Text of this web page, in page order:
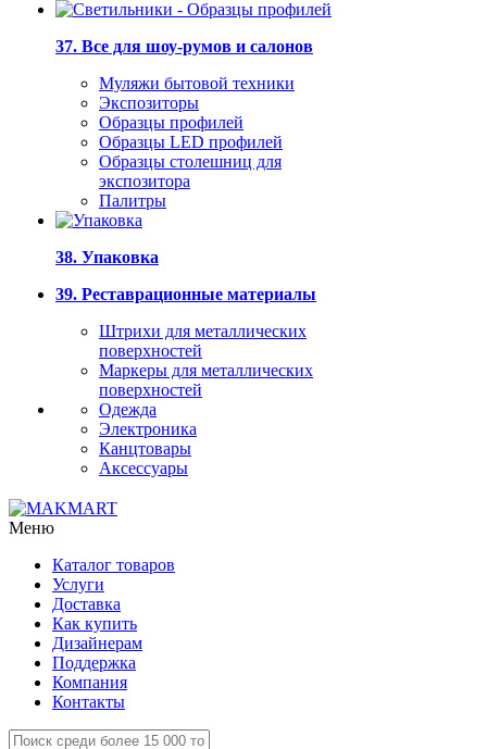
37. Все для шоу-румов и салонов
Муляжи бытовой техники
Экспозиторы
Образцы профилей
Образцы LED профилей
Образцы столешниц для
экспозитора
Палитры
38. Упаковка
39. Реставрационные материалы
Штрихи для металлических
поверхностей
Маркеры для металлических
поверхностей
Одежда
Электроника
Канцтовары
Аксессуары
Меню
Каталог товаров
Услуги
Доставка
Как купить
Дизайнерам
Поддержка
Компания
Контакты